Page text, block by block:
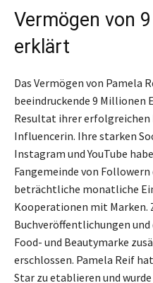
Vermögen von
erklärt
Das Vermögen von Pamela
beeindruckende 9 Millionen
Resultat ihrer erfolgreichen
Influencerin. Ihre starken
Instagram und YouTube
Fangemeinde von
beträchtliche monatliche
Kooperationen mit Marken.
Buchveröffentlichungen
Food- und Beautymarke
erschlossen. Pamela Reif
Star zu etablieren und